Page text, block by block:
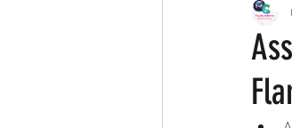
"ZONA
Reparo de